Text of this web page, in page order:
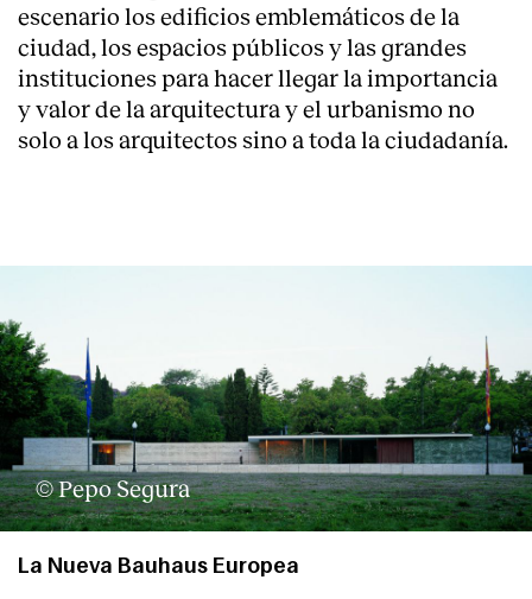
escenario los edificios emblemáticos de la
ciudad, los espacios públicos y las grandes
instituciones para hacer llegar la importancia
y valor de la arquitectura y el urbanismo no
solo a los arquitectos sino a toda la ciudadanía.
© Pepo Segura
La Nueva Bauhaus Europea